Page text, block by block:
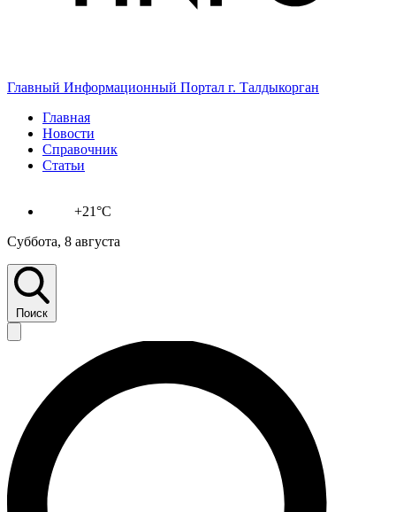
Главный Информационный Портал г. Талдыкорган
Главная
Новости
Справочник
Статьи
+21°C
Суббота, 8 августа
Поиск